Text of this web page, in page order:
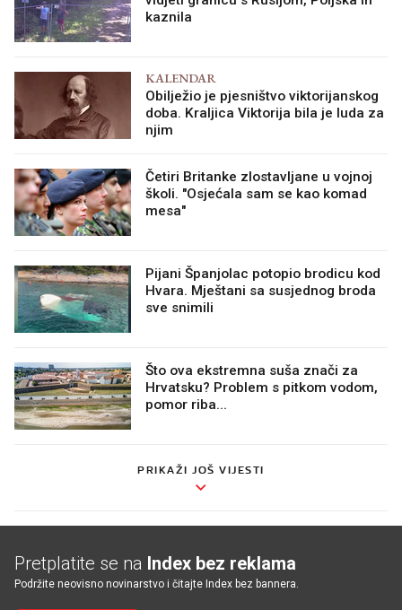
kaznila
KALENDAR
Obilježio je pjesništvo viktorijanskog
doba. Kraljica Viktorija bila je luda za
njim
Četiri Britanke zlostavljane u vojnoj
školi. "Osjećala sam se kao komad
mesa"
Pijani Španjolac potopio brodicu kod
Hvara. Mještani sa susjednog broda
sve snimili
Što ova ekstremna suša znači za
Hrvatsku? Problem s pitkom vodom,
pomor riba...
PRIKAŽI JOŠ VIJESTI
Pretplatite se na Index bez reklama
Podržite neovisno novinarstvo i čitajte Index bez bannera.